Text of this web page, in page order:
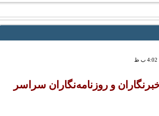
و روزنامه‌نگاران سراسر